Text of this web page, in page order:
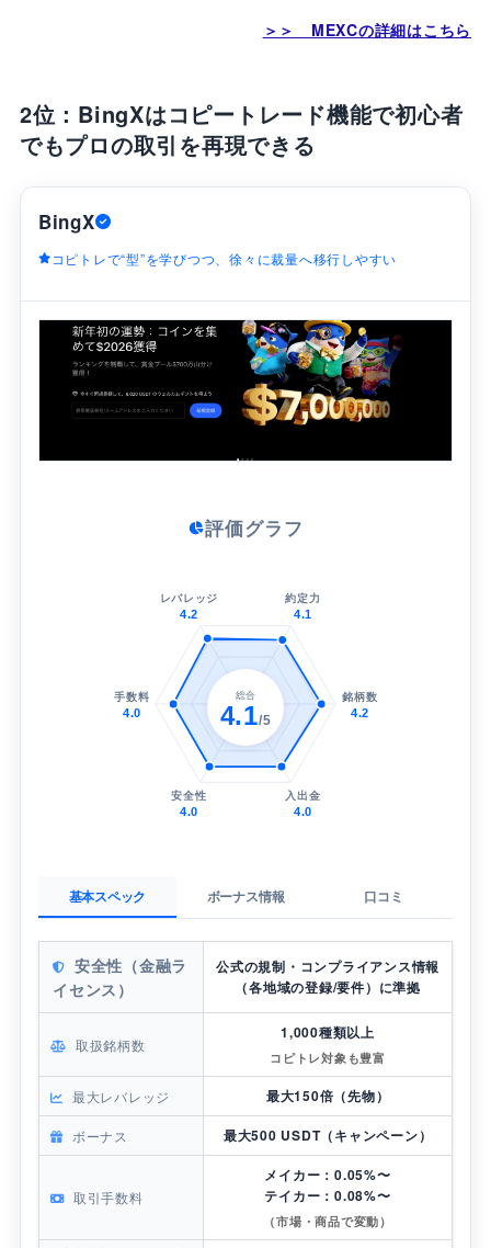
＞＞ MEXCの詳細はこちら
2位：BingXはコピートレード機能で初心者
でもプロの取引を再現できる
BingX
コピトレで“型”を学びつつ、徐々に裁量へ移行しやすい
評価グラフ
手数料
4.0
レバレッジ
4.2
約定力
4.1
銘柄数
4.2
入出金
4.0
安全性
4.0
総合
4.1/5
基本スペック ボーナス情報 口コミ
安全性（金融ラ
イセンス）
公式の規制・コンプライアンス情報
（各地域の登録/要件）に準拠
取扱銘柄数
1,000種類以上
コピトレ対象も豊富
最大レバレッジ 最大150倍（先物）
ボーナス 最大500 USDT（キャンペーン）
取引手数料
メイカー：0.05%〜
テイカー：0.08%〜
（市場・商品で変動）